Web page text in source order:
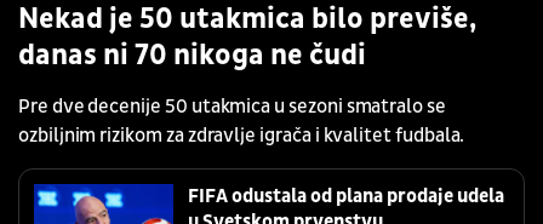
Nekad je 50 utakmica bilo previše,
danas ni 70 nikoga ne čudi
Pre dve decenije 50 utakmica u sezoni smatralo se
ozbiljnim rizikom za zdravlje igrača i kvalitet fudbala.
FIFA odustala od plana prodaje udela